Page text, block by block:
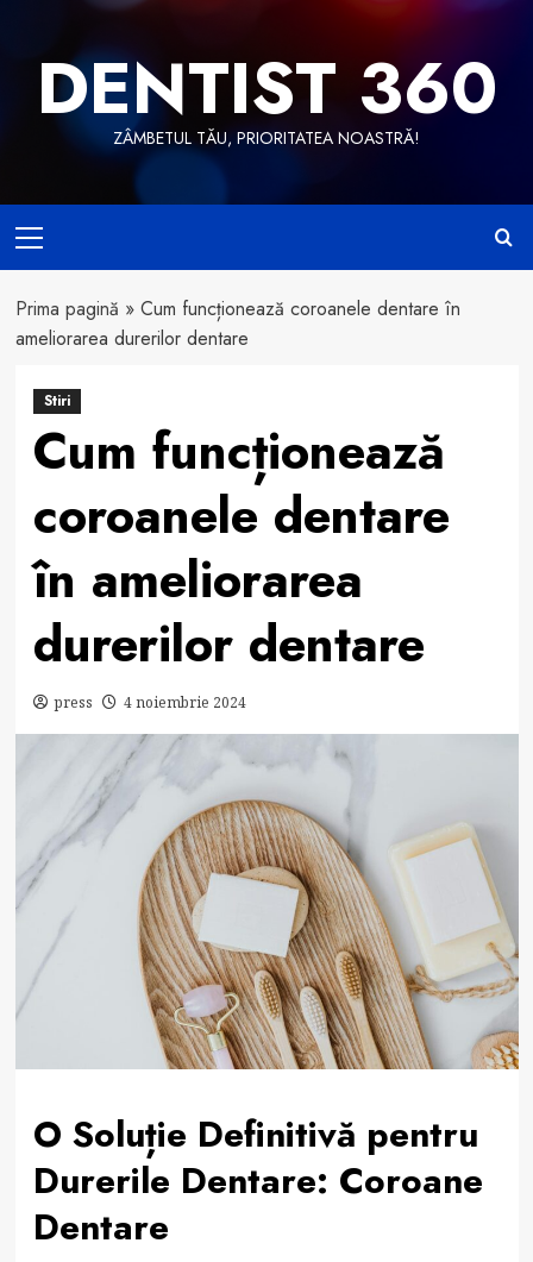
contentDENTIST 360
ZÂMBETUL TĂU, PRIORITATEA NOASTRĂ!
Menu
Prima pagină » Cum funcționează coroanele dentare în
ameliorarea durerilor dentare
Stiri
Cum funcționează
coroanele dentare
în ameliorarea
durerilor dentare
press 4 noiembrie 2024
O Soluție Definitivă pentru
Durerile Dentare: Coroane
Dentare